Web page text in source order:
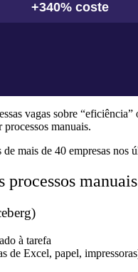
vagas sobre
manuais.
mais de 40 empresas
processos manuais
à tarefa
de Excel, papel,